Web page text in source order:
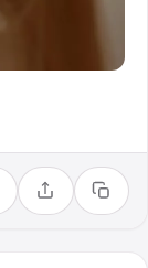
Compartilhar
Copiar